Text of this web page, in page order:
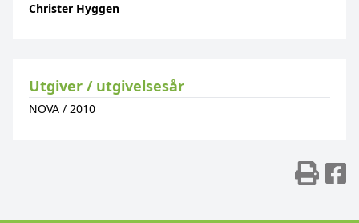
Christer Hyggen
Utgiver / utgivelsesår
NOVA / 2010